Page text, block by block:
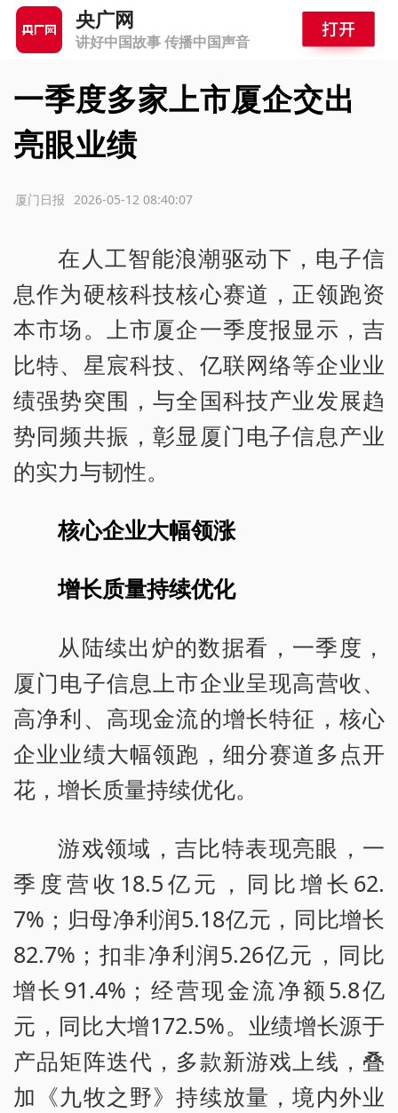
央广网
讲好中国故事 传播中国声音
一季度多家上市厦企交出
亮眼业绩
2026-05-12 08:40:07
厦门日报
在人工智能浪潮驱动下，电子信
息作为硬核科技核心赛道，正领跑资
本市场。上市厦企一季度报显示，吉
比特、星宸科技、亿联网络等企业业
绩强势突围，与全国科技产业发展趋
势同频共振，彰显厦门电子信息产业
的实力与韧性。
核心企业大幅领涨
增长质量持续优化
从陆续出炉的数据看，一季度，
厦门电子信息上市企业呈现高营收、
高净利、高现金流的增长特征，核心
企业业绩大幅领跑，细分赛道多点开
花，增长质量持续优化。
游戏领域，吉比特表现亮眼，一
季度营收18.5亿元，同比增长62.
7%；归母净利润5.18亿元，同比增长
82.7%；扣非净利润5.26亿元，同比
增长91.4%；经营现金流净额5.8亿
元，同比大增172.5%。业绩增长源于
产品矩阵迭代，多款新游戏上线，叠
加《九牧之野》持续放量，境内外业